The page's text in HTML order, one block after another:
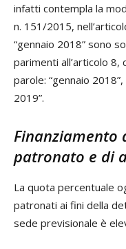
infatti contempla la
n. 151/2015,
“gennaio 2018” sono
parimenti all’articolo 8,
parole: “gennaio
2019”.
patronato e di
La quota percentuale
patronati ai fini della
sede previsionale è